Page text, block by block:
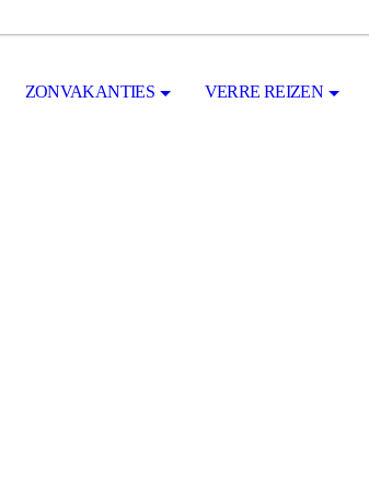
ZONVAKANTIES VERRE REIZEN